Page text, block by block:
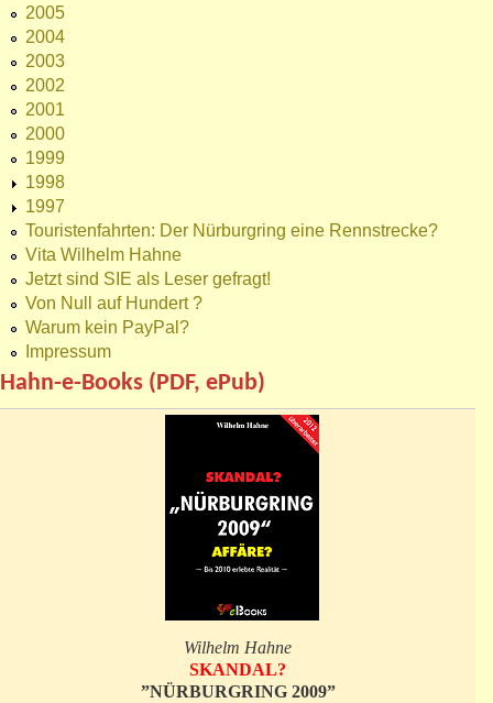
2005
2004
2003
2002
2001
2000
1999
1998
1997
Touristenfahrten: Der Nürburgring eine Rennstrecke?
Vita Wilhelm Hahne
Jetzt sind SIE als Leser gefragt!
Von Null auf Hundert ?
Warum kein PayPal?
Impressum
Hahn-e-Books (PDF, ePub)
Wilhelm Hahne
SKANDAL?
”NÜRBURGRING 2009”